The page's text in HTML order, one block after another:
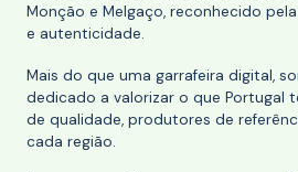
Monção e Melgaço, reconhecido
e autenticidade.
Mais do que uma garrafeira digital,
dedicado a valorizar o que Portugal
de qualidade, produtores de
cada região.